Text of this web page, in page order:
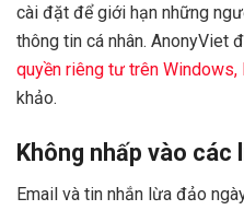
cài đặt để giới hạn những
thông tin cá nhân. AnonyViet
quyền riêng tư trên Windows,
khảo.
Không nhấp vào các
Email và tin nhắn lừa đảo